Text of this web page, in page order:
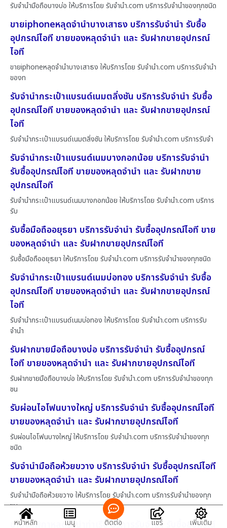
รับจำนำมือถือบางบ่อ ให้บริการโดย รับจํานํา.com บริการรับจำนำของทุกชนิด
ขายiphoneหลุดจำนำบางเสาธง บริการรับจำนำ รับซื้อ
อุปกรณ์ไอที ขายของหลุดจำนำ และ รับฝากขายอุปกรณ์
ไอที
ขายiphoneหลุดจำนำบางเสาธง ให้บริการโดย รับจํานํา.com บริการรับจำนำ
ของท
รับจำนำกระเป๋าแบรนด์เนมตลิ่งชัน บริการรับจำนำ รับซื้อ
อุปกรณ์ไอที ขายของหลุดจำนำ และ รับฝากขายอุปกรณ์
ไอที
รับจำนำกระเป๋าแบรนด์เนมตลิ่งชัน ให้บริการโดย รับจํานํา.com บริการรับจำ
รับจำนำกระเป๋าแบรนด์เนมบางกอกน้อย บริการรับจำนำ
รับซื้ออุปกรณ์ไอที ขายของหลุดจำนำ และ รับฝากขาย
อุปกรณ์ไอที
รับจำนำกระเป๋าแบรนด์เนมบางกอกน้อย ให้บริการโดย รับจํานํา.com บริการ
รับ
รับซื้อมือถืออยุธยา บริการรับจำนำ รับซื้ออุปกรณ์ไอที ขาย
ของหลุดจำนำ และ รับฝากขายอุปกรณ์ไอที
รับซื้อมือถืออยุธยา ให้บริการโดย รับจํานํา.com บริการรับจำนำของทุกชนิด
รับจำนำกระเป๋าแบรนด์เนมบ่อทอง บริการรับจำนำ รับซื้อ
อุปกรณ์ไอที ขายของหลุดจำนำ และ รับฝากขายอุปกรณ์
ไอที
รับจำนำกระเป๋าแบรนด์เนมบ่อทอง ให้บริการโดย รับจํานํา.com บริการรับ
จำนำ
รับฝากขายมือถือบางบ่อ บริการรับจำนำ รับซื้ออุปกรณ์
ไอที ขายของหลุดจำนำ และ รับฝากขายอุปกรณ์ไอที
รับฝากขายมือถือบางบ่อ ให้บริการโดย รับจํานํา.com บริการรับจำนำของทุก
ชน
รับผ่อนไอโฟนบางใหญ่ บริการรับจำนำ รับซื้ออุปกรณ์ไอที
ขายของหลุดจำนำ และ รับฝากขายอุปกรณ์ไอที
รับผ่อนไอโฟนบางใหญ่ ให้บริการโดย รับจํานํา.com บริการรับจำนำของทุก
ชนิด
รับจำนำมือถือห้วยขวาง บริการรับจำนำ รับซื้ออุปกรณ์ไอที
ขายของหลุดจำนำ และ รับฝากขายอุปกรณ์ไอที
รับจำนำมือถือห้วยขวาง ให้บริการโดย รับจํานํา.com บริการรับจำนำของทุก
ชน
ขายนาฬิกาหลุดจำนำท่าเรือ บริการรับจำนำ รับซื้ออุปกรณ์
หน้าหลัก เมนู ติดต่อ แชร์ เพิ่มเติม